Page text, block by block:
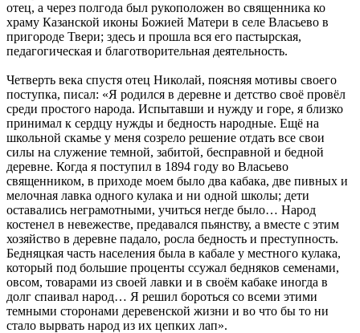
отец, а через полгода был рукоположен во священника ко
храму Казанской иконы Божией Матери в селе Власьево в
пригороде Твери; здесь и прошла вся его пастырская,
педагогическая и благотворительная деятельность.
Четверть века спустя отец Николай, поясняя мотивы своего
поступка, писал: «Я родился в деревне и детство своё провёл
среди простого народа. Испытавши и нужду и горе, я близко
принимал к сердцу нужды и бедность народные. Ещё на
школьной скамье у меня созрело решение отдать все свои
силы на служение темной, забитой, бесправной и бедной
деревне. Когда я поступил в 1894 году во Власьево
священником, в приходе моем было два кабака, две пивных и
мелочная лавка одного кулака и ни одной школы; дети
оставались неграмотными, учиться негде было… Народ
костенел в невежестве, предавался пьянству, а вместе с этим
хозяйство в деревне падало, росла бедность и преступность.
Бедняцкая часть населения была в кабале у местного кулака,
который под большие проценты ссужал бедняков семенами,
овсом, товарами из своей лавки и в своём кабаке иногда в
долг спаивал народ… Я решил бороться со всеми этими
темными сторонами деревенской жизни и во что бы то ни
стало вырвать народ из их цепких лап».